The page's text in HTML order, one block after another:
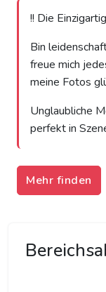
!! Die
Bin
freue mich
meine Fotos
Unglaubliche
perfekt in
Mehr finden